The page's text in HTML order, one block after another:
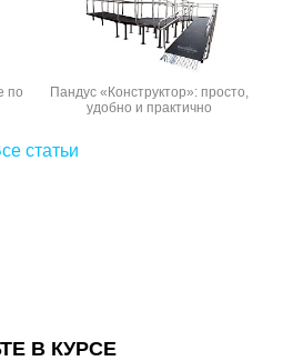
по
Пандус «Конструктор»: просто,
удобно и практично
статьи
В КУРСЕ